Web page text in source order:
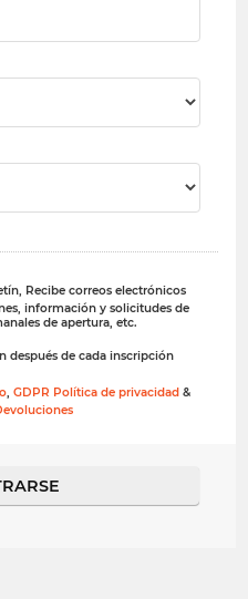
Recibe correos electrónicos
información y solicitudes de
de apertura, etc.
de cada inscripción
, GDPR Política de privacidad &